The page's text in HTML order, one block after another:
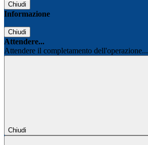
Chiudi
Informazione
Chiudi
Attendere...
Attendere il completamento dell'operazione...
Chiudi